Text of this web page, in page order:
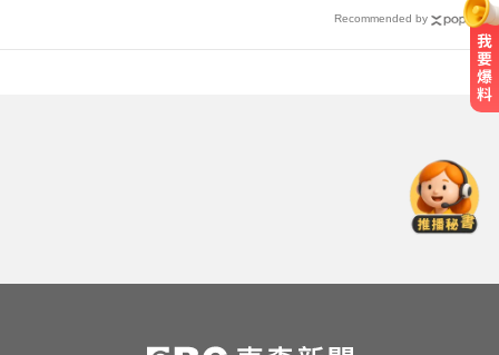
Recommended by
震 股價重挫4%
醫起看／瘦瘦針不只幫助減重！台